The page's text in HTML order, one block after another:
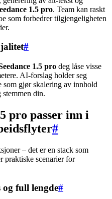
1.5 pro. Team kan raskt
som forbedrer tilgjengeligheten
#
1.5 pro deg låse visse
AI-forslag holder seg
som gjør skalering av innhold
stemmen din.
pro passer inn i
#
– det er en stack som
praktiske scenarier for
og full lengde#